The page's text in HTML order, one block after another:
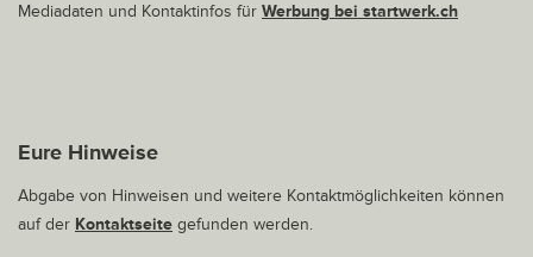
Mediadaten und Kontaktinfos für Werbung bei startwerk.ch
Eure Hinweise
Abgabe von Hinweisen und weitere Kontaktmöglichkeiten können
auf der Kontaktseite gefunden werden.